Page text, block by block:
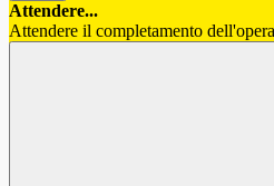
Attendere...
Attendere il completamento